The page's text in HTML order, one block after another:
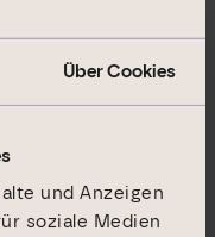
Über Cookies
und Anzeigen
soziale Medien
Mittel (§ 27a